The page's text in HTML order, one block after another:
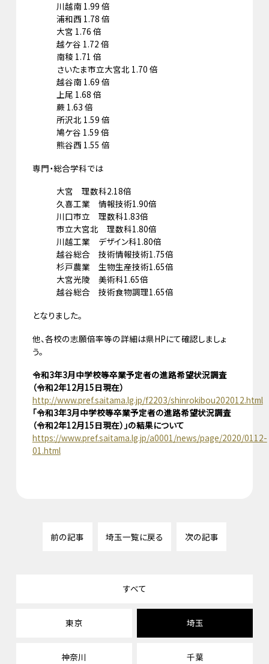
川越南 1.99 倍
浦和西 1.78 倍
大宮 1.76 倍
越ケ谷 1.72 倍
南稜 1.71 倍
さいたま市立大宮北 1.70 倍
越谷南 1.69 倍
上尾 1.68 倍
蕨 1.63 倍
所沢北 1.59 倍
鳩ケ谷 1.59 倍
熊谷西 1.55 倍
専門・総合学科では
大宮 理数科2.18倍
久喜工業 情報技術1.90倍
川口市立 理数科1.83倍
市立大宮北 理数科1.80倍
川越工業 デザイン科1.80倍
越谷総合 技術情報技術1.75倍
杉戸農業 生物生産技術1.65倍
大宮光陵 美術科1.65倍
越谷総合 技術食物調理1.65倍
となりました。
他、各校の志願倍率等の詳細は県HPにて確認しましょ
う。
令和3年3月中学校等卒業予定者の進路希望状況調査
（令和2年12月15日現在）
http://www.pref.saitama.lg.jp/f2203/shinrokibou202012.html
「令和3年3月中学校等卒業予定者の進路希望状況調査
（令和2年12月15日現在）」の結果について
https://www.pref.saitama.lg.jp/a0001/news/page/2020/0112-
01.html
前の記事 埼玉一覧に戻る 次の記事
すべて
東京 埼玉
神奈川 千葉